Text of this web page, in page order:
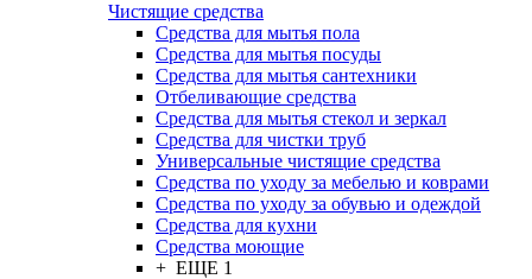
Чистящие средства
Средства для мытья пола
Средства для мытья посуды
Средства для мытья сантехники
Отбеливающие средства
Средства для мытья стекол и зеркал
Средства для чистки труб
Универсальные чистящие средства
Средства по уходу за мебелью и коврами
Средства по уходу за обувью и одеждой
Средства для кухни
Средства моющие
+ ЕЩЕ 1